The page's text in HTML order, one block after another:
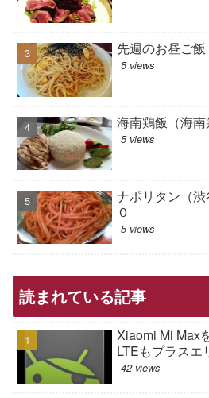
先週のお昼ご飯
5 views
海南鶏飯（海南
5 views
ナポリタン（
０
5 views
読まれている記事
Xiaomi Mi Max
LTEもプラスエ
42 views